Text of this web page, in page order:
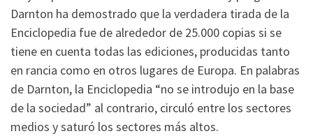
Darnton ha demostrado que la verdadera tirada de la
Enciclopedia fue de alrededor de 25.000 copias si se
tiene en cuenta todas las ediciones, producidas tanto
en rancia como en otros lugares de Europa. En palabras
de Darnton, la Enciclopedia “no se introdujo en la base
de la sociedad” al contrario, circuló entre los sectores
medios y saturó los sectores más altos.